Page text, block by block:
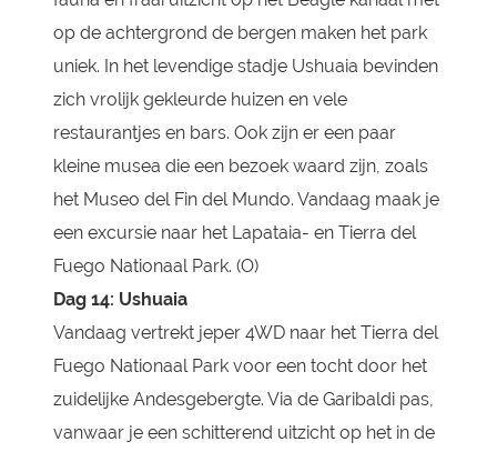
op de achtergrond de bergen maken het park
uniek. In het levendige stadje Ushuaia bevinden
zich vrolijk gekleurde huizen en vele
restaurantjes en bars. Ook zijn er een paar
kleine musea die een bezoek waard zijn, zoals
het Museo del Fin del Mundo. Vandaag maak je
een excursie naar het Lapataia- en Tierra del
Fuego Nationaal Park. (O)
Dag 14: Ushuaia
Vandaag vertrekt jeper 4WD naar het Tierra del
Fuego Nationaal Park voor een tocht door het
zuidelijke Andesgebergte. Via de Garibaldi pas,
vanwaar je een schitterend uitzicht op het in de